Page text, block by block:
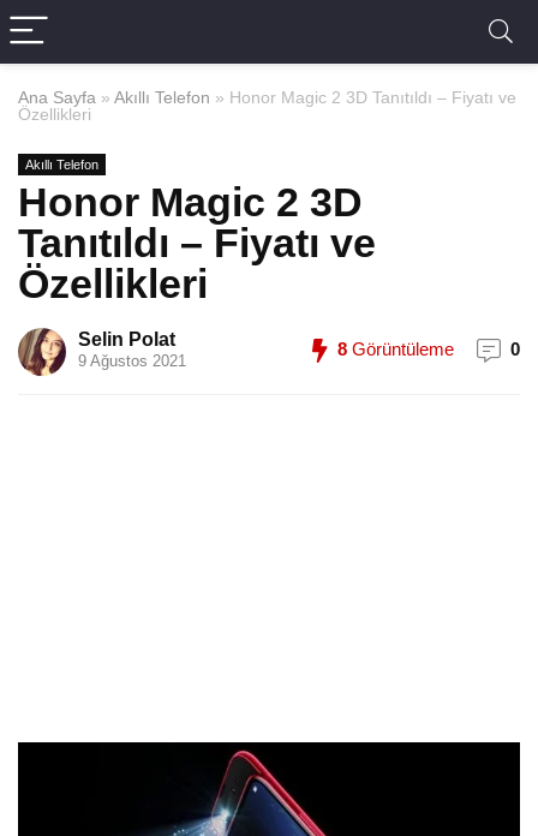
Ana Sayfa » Akıllı Telefon » Honor Magic 2 3D Tanıtıldı – Fiyatı ve
Özellikleri
Akıllı Telefon
Honor Magic 2 3D
Tanıtıldı – Fiyatı ve
Özellikleri
Selin Polat
9 Ağustos 2021
8 Görüntüleme 0